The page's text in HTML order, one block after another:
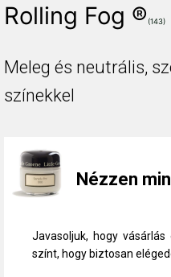
Rolling Fog ® (143)
Meleg és neutrális,
színekkel
Nézzen
Javasoljuk, hogy
színt, hogy biztosan